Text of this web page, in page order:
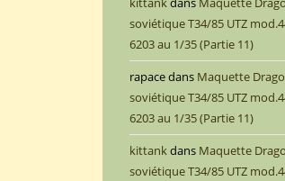
soviétique T34/85 UTZ
6203 au 1/35 (Partie 11)
rapacedans Maquette
soviétique T34/85 UTZ
6203 au 1/35 (Partie 11)
kittankdans Maquette
soviétique T34/85 UTZ